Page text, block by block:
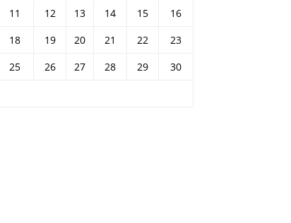
11 12 13 14 15
16
18 19 20 21 22
23
25 26 27 28 29
30